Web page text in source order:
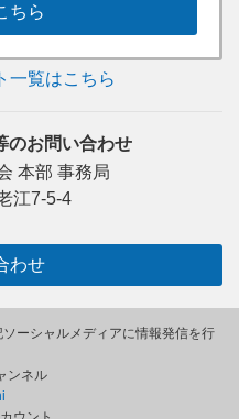
ちら
一覧はこちら
のお問い合わせ
本部 事務局
江7-5-4
わせ
ーシャルメディアに情報発信を行
ンネル